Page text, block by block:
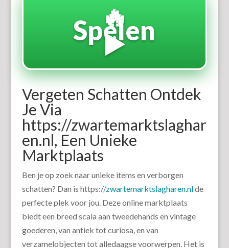
🔥
Spelen
▶️
Vergeten Schatten Ontdek
Je Via
https://zwartemarktslaghar
en.nl, Een Unieke
Marktplaats
Ben je op zoek naar unieke items en verborgen
schatten? Dan is https://zwartemarktslagharen.nlde
perfecte plek voor jou. Deze online marktplaats
biedt een breed scala aan tweedehands en vintage
goederen, van antiek tot curiosa, en van
verzamelobjecten tot alledaagse voorwerpen. Het is